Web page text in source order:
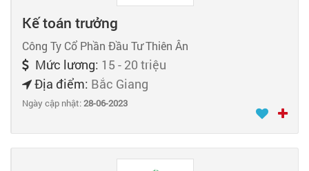
Kế toán trưởng
Công Ty Cổ Phần Đầu Tư Thiên Ân
Mức lương: 15 - 20 triệu
Địa điểm: Bắc Giang
Ngày cập nhật:28-06-2023